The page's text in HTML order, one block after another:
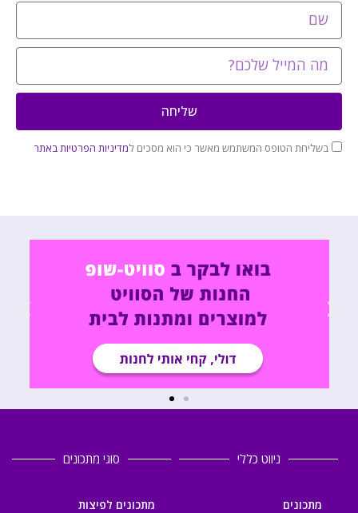
בשליחת הטופס המשתמש מאשר כי הוא מסכים למדיניות הפרטיות באתר
שליחה
ניווט כללי
מתכונים
סוגי מתכונים
מתכונים לפיצות